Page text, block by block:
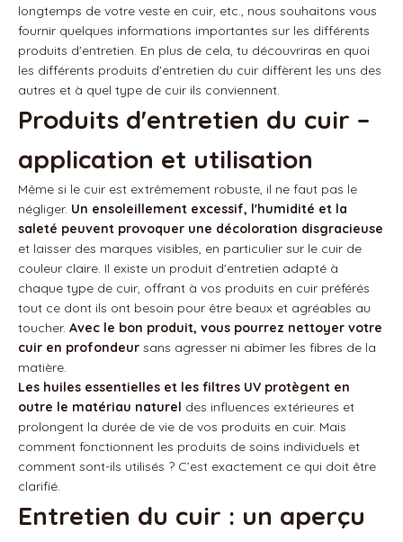
longtemps de votre veste en cuir, etc., nous souhaitons vous
fournir quelques informations importantes sur les différents
produits d'entretien. En plus de cela, tu découvriras en quoi
les différents produits d'entretien du cuir diffèrent les uns des
autres et à quel type de cuir ils conviennent.
Produits d'entretien du cuir –
application et utilisation
Même si le cuir est extrêmement robuste, il ne faut pas le
négliger. Un ensoleillement excessif, l'humidité et la
saleté peuvent provoquer une décoloration disgracieuse
et laisser des marques visibles, en particulier sur le cuir de
couleur claire. Il existe un produit d'entretien adapté à
chaque type de cuir, offrant à vos produits en cuir préférés
tout ce dont ils ont besoin pour être beaux et agréables au
toucher. Avec le bon produit, vous pourrez nettoyer votre
cuir en profondeur sans agresser ni abîmer les fibres de la
matière.
Les huiles essentielles et les filtres UV protègent en
outre le matériau naturel des influences extérieures et
prolongent la durée de vie de vos produits en cuir. Mais
comment fonctionnent les produits de soins individuels et
comment sont-ils utilisés ? C’est exactement ce qui doit être
clarifié.
Entretien du cuir : un aperçu